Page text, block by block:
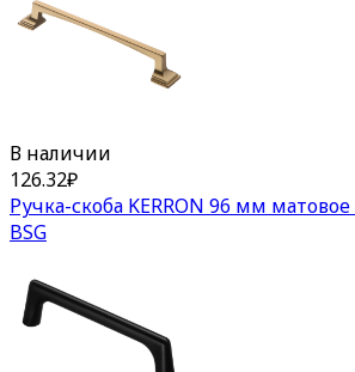
В наличии
126.32₽
Ручка-скоба KERRON 96 мм матовое
BSG